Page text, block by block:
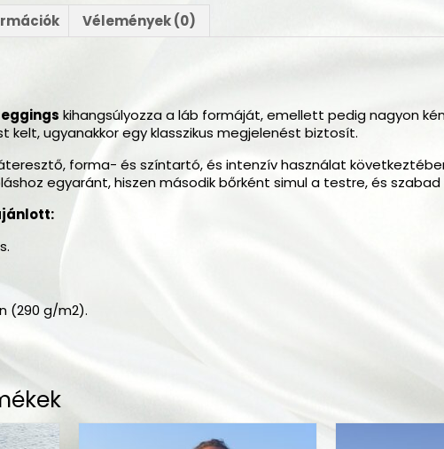
Vélemények (0)
kihangsúlyozza a láb formáját, emellett pedig nagyon
ugyanakkor egy klasszikus megjelenést biztosít.
forma- és színtartó, és intenzív használat
egyaránt, hiszen második bőrként simul a testre, és
(290 g/m2).